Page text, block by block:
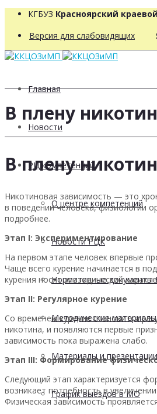
КГБУЗ Красноярский
Версия для слабовидящих
Главная
Новости
РЦ компетенций
О центре компетенций
Новости РЦК
Нормативные документы
Методические материалы
Материалы и презентации
График выездов в МО
В плену
В плену
Никотиновая зависимость — это
в поведении человека, физиологии
подробнее.
Этап I: Экспериментирование
На первом этапе человек впервые
Чаще всего курение начинается в
курения носят эпизодический
Этап II: Регулярное курение
Со временем курение становится
никотина, и появляются первые
зависимость пока выражена слабо.
Этап III: Формирование
Следующий этап характеризуется
возникает потребность в
Физическая зависимость